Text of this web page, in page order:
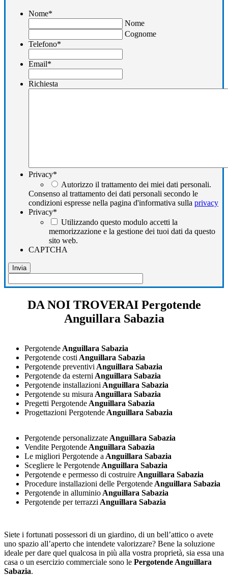
Nome*
Nome
Cognome
Telefono*
Email*
Richiesta
Privacy*
Autorizzo il trattamento dei miei dati personali.
Consenso al trattamento dei dati personali secondo le
condizioni espresse nella pagina d'informativa sulla privacy
Privacy*
Utilizzando questo modulo accetti la
memorizzazione e la gestione dei tuoi dati da questo
sito web.
CAPTCHA
DA NOI TROVERAI Pergotende
Anguillara Sabazia
Pergotende Anguillara Sabazia
Pergotende costi Anguillara Sabazia
Pergotende preventivi Anguillara Sabazia
Pergotende da esterni Anguillara Sabazia
Pergotende installazioni Anguillara Sabazia
Pergotende su misura Anguillara Sabazia
Pregetti Pergotende Anguillara Sabazia
Progettazioni Pergotende Anguillara Sabazia
Pergotende personalizzate Anguillara Sabazia
Vendite Pergotende Anguillara Sabazia
Le migliori Pergotende a Anguillara Sabazia
Scegliere le Pergotende Anguillara Sabazia
Pergotende e permesso di costruire Anguillara Sabazia
Procedure installazioni delle Pergotende Anguillara Sabazia
Pergotende in alluminio Anguillara Sabazia
Pergotende per terrazzi Anguillara Sabazia
Siete i fortunati possessori di un giardino, di un bell’attico o avete
uno spazio all’aperto che intendete valorizzare? Bene la soluzione
ideale per dare quel qualcosa in più alla vostra proprietà, sia essa una
casa o un esercizio commerciale sono le Pergotende Anguillara
Sabazia.